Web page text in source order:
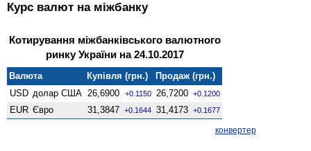
Курс валют на міжбанку
Котирування міжбанківського валютного
ринку України на 24.10.2017
Валюта Купівля (грн.)
Продаж (грн.)
USD долар США 26,6900 +0.1150 26,7200 +0.1200
EUR Євро 31,3847 +0.1644 31,4173 +0.1677
конвертер